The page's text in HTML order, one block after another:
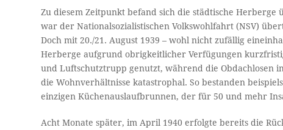
Zu diesem Zeitpunkt befand sich die städtische
war der Nationalsozialistischen Volkswohlfahrt (NSV)
Doch mit 20./21. August 1939 – wohl nicht zufällig
Herberge aufgrund obrigkeitlicher Verfügungen
und Luftschutztrupp genutzt, während die Obdachlosen
die Wohnverhältnisse katastrophal. So bestanden
einzigen Küchenauslaufbrunnen, der für 50 und mehr
Acht Monate später, im April 1940 erfolgte bereits die